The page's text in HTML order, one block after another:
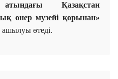
Қазақстан
өнер музейі қорынан»
ашылуы өтеді.